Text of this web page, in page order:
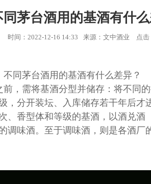
同茅台酒用的基酒有什么
时间： 2022-12-16 14:33 来源：文中酒业 点击
同茅台酒用的基酒有什么差异？
前，需将基酒分型并储存：将不同
，分开装坛、入库储存若干年后才
、香型体和等级的基酒，以酒兑酒
调味酒。至于调味酒，则是各酒厂